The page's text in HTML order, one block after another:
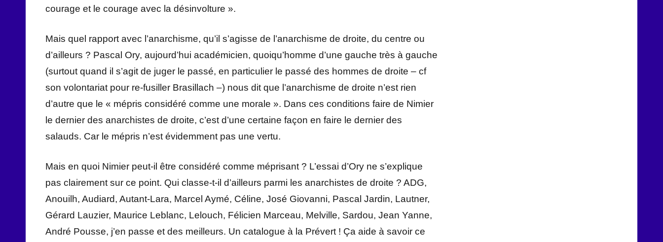
courage et le courage avec la désinvolture ».
Mais quel rapport avec l’anarchisme, qu’il s’agisse de l’anarchisme de droite, du centre ou
d’ailleurs ? Pascal Ory, aujourd’hui académicien, quoiqu’homme d’une gauche très à gauche
(surtout quand il s’agit de juger le passé, en particulier le passé des hommes de droite – cf
son volontariat pour re-fusiller Brasillach –) nous dit que l’anarchisme de droite n’est rien
d’autre que le « mépris considéré comme une morale ». Dans ces conditions faire de Nimier
le dernier des anarchistes de droite, c’est d’une certaine façon en faire le dernier des
salauds. Car le mépris n’est évidemment pas une vertu.
Mais en quoi Nimier peut-il être considéré comme méprisant ? L’essai d’Ory ne s’explique
pas clairement sur ce point. Qui classe-t-il d’ailleurs parmi les anarchistes de droite ? ADG,
Anouilh, Audiard, Autant-Lara, Marcel Aymé, Céline, José Giovanni, Pascal Jardin, Lautner,
Gérard Lauzier, Maurice Leblanc, Lelouch, Félicien Marceau, Melville, Sardou, Jean Yanne,
André Pousse, j’en passe et des meilleurs. Un catalogue à la Prévert ! Ça aide à savoir ce